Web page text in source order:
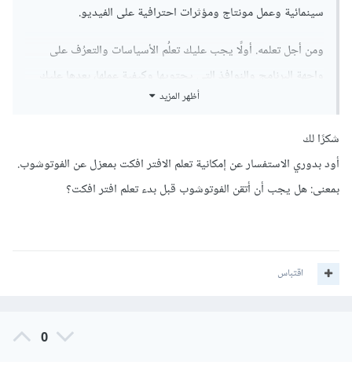
سينمائية وعمل مونتاج ومؤثرات احترافية على الفيديو.
ومن أجل تعلمه. أولًا يجب عليك تعلُم الأسياسات والتعرُف على
واجهة البرنامج والنوافذ التي يحتويها وكيفية عملها، بعدها عليك
التعرف على الإعدادات والتعرف على شريط القوائم ومن الأمور
وانصحك بمتابعة هذه السلسلة عن البرنامج:دورة عن الإصدار
السادس من البرنامج
أظهر المزيد
شكرًا لك
أود بدوري الاستفسار عن إمكانية تعلم الافتر افكت بمعزل عن الفوتوشوب.
بمعنى: هل يجب أن أتقن الفوتوشوب قبل بدء تعلم افتر افكت؟
اقتباس
0